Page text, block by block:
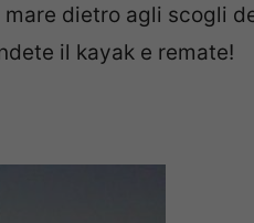
dietro agli scogli
il kayak e remate!